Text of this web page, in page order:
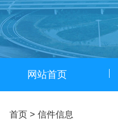
网站首页
首页 > 信件信息